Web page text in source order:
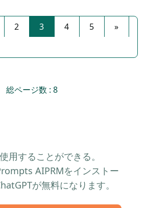
2 3 4 5
»
総ページ数 : 8
用することができる。
AIPRMをインストー
が無料になります。